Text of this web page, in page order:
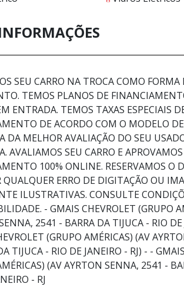
SEU CARRO NA TROCA COMO FORMA
TEMOS PLANOS DE
ENTRADA. TEMOS TAXAS ESPECIAIS
DE ACORDO COM O MODELO
DA MELHOR AVALIAÇÃO DO SEU
AVALIAMOS SEU CARRO E APROVAMOS
100% ONLINE. RESERVAMOS O
QUALQUER ERRO DE DIGITAÇÃO OU
ILUSTRATIVAS. CONSULTE
- GMAIS CHEVROLET (GRUPO
2541 - BARRA DA TIJUCA - RIO DE
(GRUPO AMÉRICAS) (AV
TIJUCA - RIO DE JANEIRO - RJ) - -
(AV AYRTON SENNA, 2541 -
- RJ